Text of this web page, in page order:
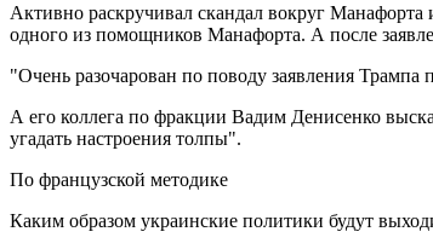
Активно раскручивал скандал вокруг
одного из помощников Манафорта. А после
"Очень разочарован по поводу заявления
А его коллега по фракции Вадим Денисенко
угадать настроения толпы".
По французской методике
Каким образом украинские политики будут